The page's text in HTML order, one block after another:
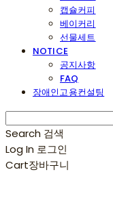
캡슐커피
베이커리
선물세트
NOTICE
공지사항
FAQ
장애인고용컨설팅
Search 검색
Log In 로그인
Cart장바구니